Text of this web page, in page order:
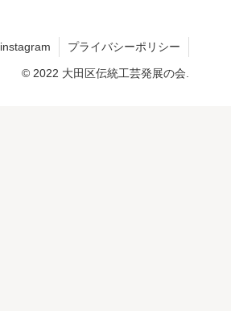
instagram プライバシーポリシー
© 2022 大田区伝統工芸発展の会.